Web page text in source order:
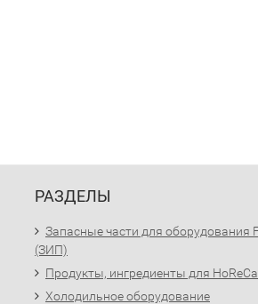
РАЗДЕЛЫ
Запасные части для оборудования
(ЗИП)
Продукты, ингредиенты для HoReCa
Холодильное оборудование